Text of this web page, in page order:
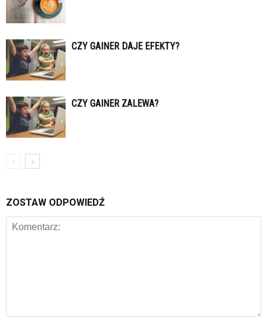
CZY GAINER DAJE EFEKTY?
CZY GAINER ZALEWA?
ZOSTAW ODPOWIEDŹ